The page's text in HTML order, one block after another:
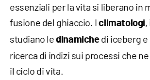
essenziali per la vita si liberano in
fusione del ghiaccio. Iclimatologi
studiano ledinamichedi iceberg e
ricerca di indizi sui processi che
il ciclo di vita.